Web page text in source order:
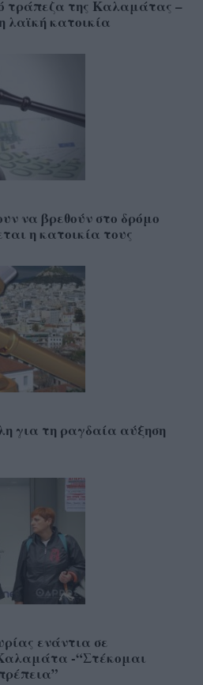
τράπεζα της Καλαμάτας –
κατοικία
να βρεθούν στο δρόμο
η κατοικία τους
για τη ραγδαία αύξηση
ενάντια σε
-“Στέκομαι